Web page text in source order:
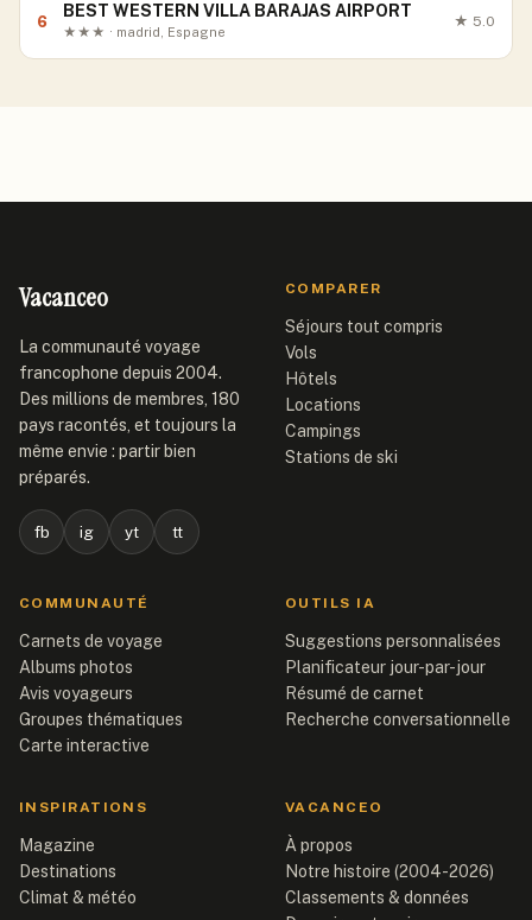
6
BEST WESTERN VILLA BARAJAS AIRPORT
★★★ · madrid, Espagne
★ 5.0
Vacanceo
La communauté voyage
francophone depuis 2004.
Des millions de membres, 180
pays racontés, et toujours la
même envie : partir bien
préparés.
fb ig yt tt
COMPARER
Séjours tout compris
Vols
Hôtels
Locations
Campings
Stations de ski
COMMUNAUTÉ
Carnets de voyage
Albums photos
Avis voyageurs
Groupes thématiques
Carte interactive
OUTILS IA
Suggestions personnalisées
Planificateur jour-par-jour
Résumé de carnet
Recherche conversationnelle
INSPIRATIONS
Magazine
Destinations
Climat & météo
VACANCEO
À propos
Notre histoire (2004-2026)
Classements & données